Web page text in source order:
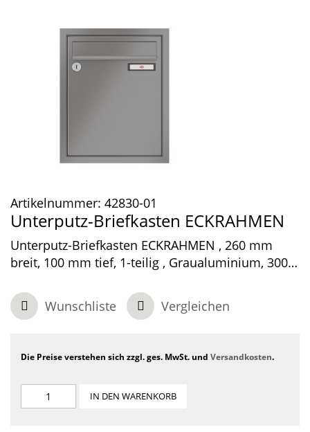
Artikelnummer: 42830-01
Unterputz-Briefkasten ECKRAHMEN
Unterputz-Briefkasten ECKRAHMEN , 260 mm
breit, 100 mm tief, 1-teilig , Graualuminium, 300 x
Wunschliste
Vergleichen
Die Preise verstehen sich zzgl. ges. MwSt. und Versandkosten.
IN DEN WARENKORB